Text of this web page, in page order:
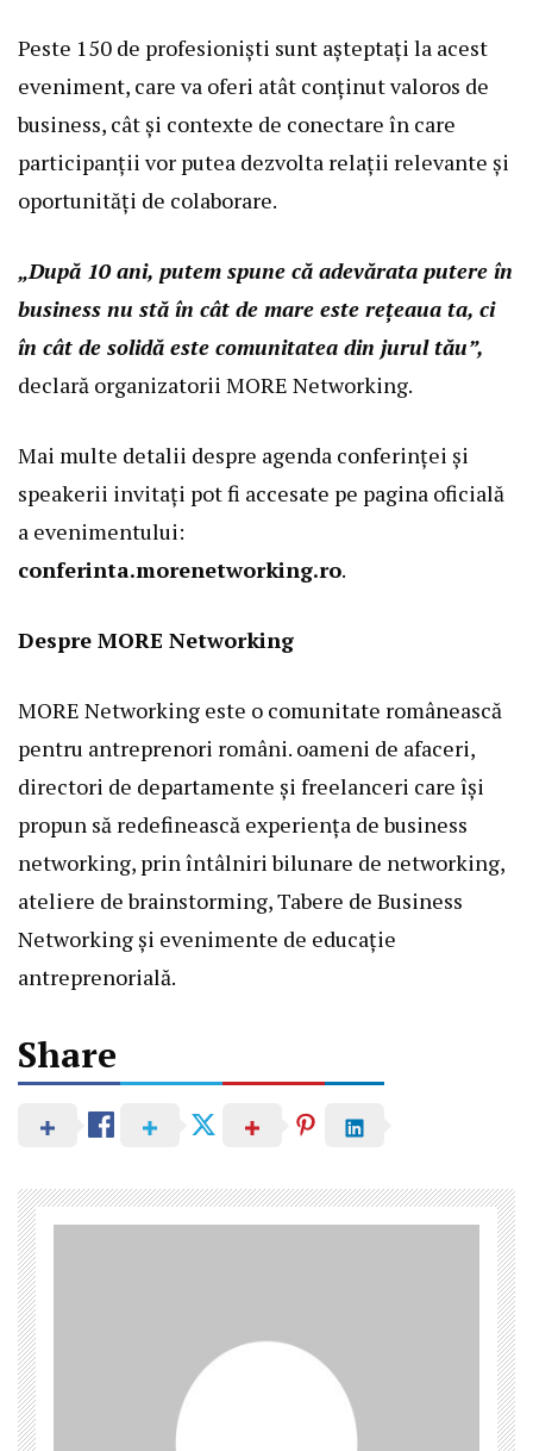
Peste 150 de profesioniști sunt așteptați la acest
eveniment, care va oferi atât conținut valoros de
business, cât și contexte de conectare în care
participanții vor putea dezvolta relații relevante și
oportunități de colaborare.
„După 10 ani, putem spune că adevărata putere în
business nu stă în cât de mare este rețeaua ta, ci
în cât de solidă este comunitatea din jurul tău”,
declară organizatorii MORE Networking.
Mai multe detalii despre agenda conferinței și
speakerii invitați pot fi accesate pe pagina oficială
a evenimentului:
conferinta.morenetworking.ro.
Despre MORE Networking
MORE Networking este o comunitate românească
pentru antreprenori români. oameni de afaceri,
directori de departamente și freelanceri care își
propun să redefinească experiența de business
networking, prin întâlniri bilunare de networking,
ateliere de brainstorming, Tabere de Business
Networking și evenimente de educație
antreprenorială.
Share